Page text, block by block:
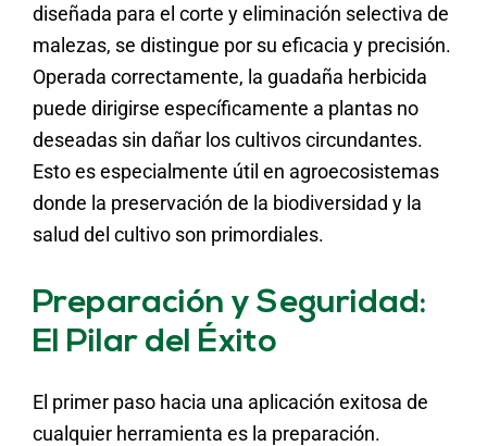
diseñada para el corte y eliminación selectiva de
malezas, se distingue por su eficacia y precisión.
Operada correctamente, la guadaña herbicida
puede dirigirse específicamente a plantas no
deseadas sin dañar los cultivos circundantes.
Esto es especialmente útil en agroecosistemas
donde la preservación de la biodiversidad y la
salud del cultivo son primordiales.
Preparación y Seguridad:
El Pilar del Éxito
El primer paso hacia una aplicación exitosa de
cualquier herramienta es la preparación.